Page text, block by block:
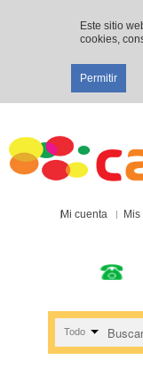
Este sitio
cookies,
Permitir
Mi cuenta
Todo